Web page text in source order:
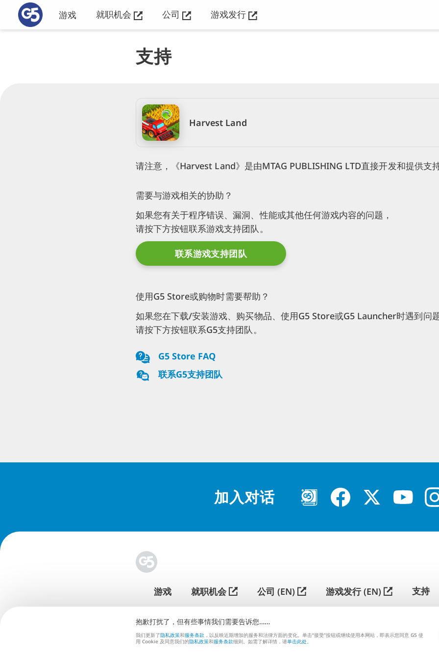
游戏 就职机会 公司 游戏发行
支持
Harvest Land
请注意，《Harvest Land》是由MTAG PUBLISHING LTD直接开发和提供支
需要与游戏相关的协助？
如果您有关于程序错误、漏洞、性能或其他任何游戏内容的问题，
请按下方按钮联系游戏支持团队。
联系游戏支持团队
使用G5 Store或购物时需要帮助？
如果您在下载/安装游戏、购买物品、使用G5 Store或G5 Launcher时遇到问
请按下方按钮联系G5支持团队。
G5 Store FAQ
联系G5支持团队
加入对话
文
游戏 就职机会 公司 (EN) 游戏发行 (EN) 支持
G5 ENTERTAINMENT ®
服务条款
隐私政策 G5商店服务条款
抱歉打扰了，但有些事情我们需要告诉您……
我们更新了隐私政策和服务条款 ，以反映近期增加的服务和法律方面的变化。单击“接受”按钮或继续使用本网站，即表示您同意 G5 使
用 Cookie 及同意我们的隐私政策和服务条款细则。如需了解详情，请单击此处。